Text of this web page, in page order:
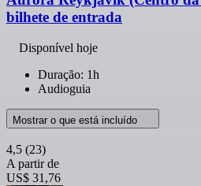
bilhete de entrada
Disponível hoje
Duração: 1h
Audioguia
Mostrar o que está incluído
4,5 (23)
A partir de
US$ 31,76